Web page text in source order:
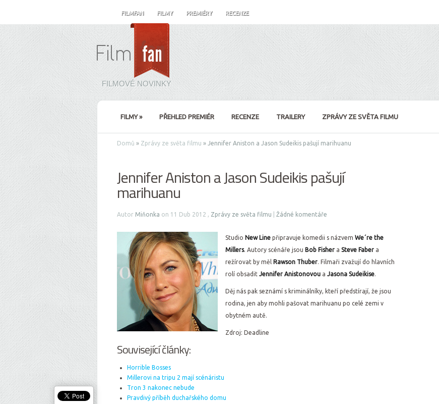
FILMFAN FILMY PREMIÉRY RECENZE
FILMOVÉ NOVINKY
FILMY» PŘEHLED PREMIÉR RECENZE TRAILERY ZPRÁVY ZE SVĚTA FILMU
Domů » Zprávy ze světa filmu » Jennifer Aniston a Jason Sudeikis pašují marihuanu
Jennifer Aniston a Jason Sudeikis pašují
marihuanu
Autor Miňonka on 11 Dub 2012 , Zprávy ze světa filmu Žádné komentáře
Studio New Line připravuje komedii s názvem We´re the
Millers. Autory scénáře jsou Bob Fisher a Steve Faber a
režírovat by měl Rawson Thuber. Filmaři zvažují do hlavních
rolí obsadit Jennifer Anistonovou a Jasona Sudeikise.
Děj nás pak seznámí s kriminálníky, kteří předstírají, že jsou
rodina, jen aby mohli pašovat marihuanu po celé zemi v
obytném autě.
Zdroj: Deadline
Související články:
Horrible Bosses
Millerovi na tripu 2 mají scénáristu
Tron 3 nakonec nebude
Pravdivý příběh duchařského domu